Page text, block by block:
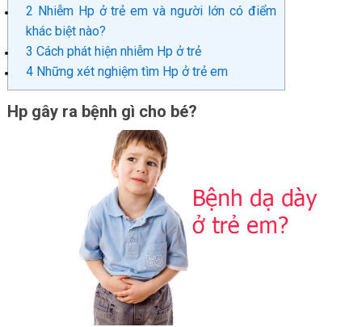
2 Nhiễm Hp ở trẻ em và người lớn có điểm
khác biệt nào?
3 Cách phát hiện nhiễm Hp ở trẻ
4Những xét nghiệm tìm Hp ở trẻ em
Hp gây ra bệnh gì cho bé?